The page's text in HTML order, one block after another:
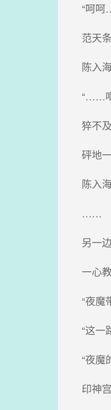
“呵
范天条
陈入海
“……
猝不及
砰地一
陈入海
……
另一边
一心教
“夜魔
“这一
“夜魔
印神宫